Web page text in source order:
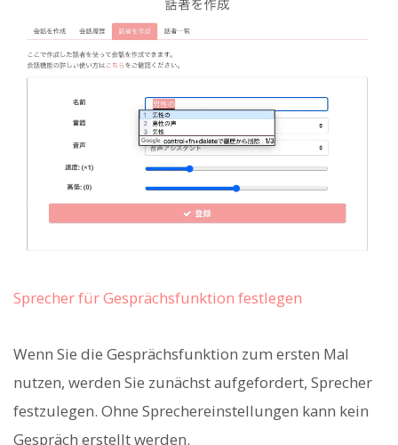
Sprecher für Gesprächsfunktion festlegen
Wenn Sie die Gesprächsfunktion zum ersten Mal
nutzen, werden Sie zunächst aufgefordert, Sprecher
festzulegen. Ohne Sprechereinstellungen kann kein
Gespräch erstellt werden.